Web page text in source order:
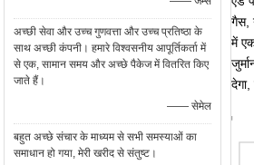
अच्छी सेवा और उच्च गुणवत्ता और उच्च प्रतिष्ठा के
साथ अच्छी कंपनी। हमारे विश्वसनीय आपूर्तिकर्ता में
से एक, सामान समय और अच्छे पैकेज में वितरित किए
जाते हैं।
—— सेमेल
बहुत अच्छे संचार के माध्यम से सभी समस्याओं का
समाधान हो गया, मेरी खरीद से संतुष्ट।
गैस,
में